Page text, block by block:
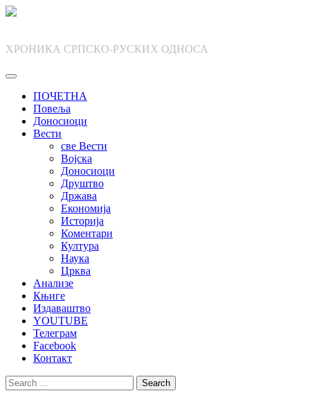
Skip
ХРОНИКА СРПСКО-РУСКИХ ОДНОСА
ПОЧЕТНА
Повеља
Доносиоци
Вести
све Вести
Војска
Доносиоци
Друштво
Држава
Економија
Историја
Коментари
Култура
Наука
Црква
Анализе
Књиге
Издаваштво
YOUTUBE
Телеграм
Facebook
Контакт
Search
for: